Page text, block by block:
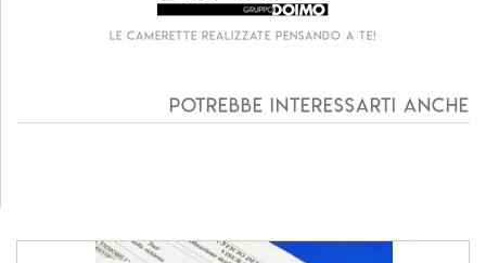
camerette realizzate pensando a te!
Potrebbe interessarti anche